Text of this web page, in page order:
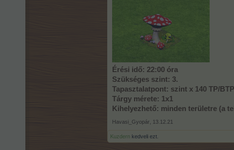
Érési idő: 22:00 óra
Szükséges szint: 3.
Tapasztalatpont: szint x 140 TP/
Tárgy mérete: 1x1
Kihelyezhető: minden területre (a
Havasi_Gyopár 13.12.21
Kuzdern kedveli ezt.